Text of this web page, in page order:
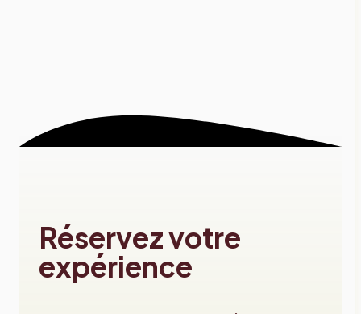
Réservez votre
expérience